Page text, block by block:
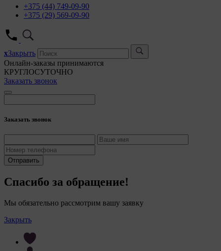
+375 (44) 749-09-90
+375 (29) 569-09-90
xЗакрыть
Онлайн-заказы принимаются
КРУГЛОСУТОЧНО
Заказать звонок
Заказать звонок
Отправить
Спасибо за обращение!
Мы обязательно рассмотрим вашу заявку
Закрыть